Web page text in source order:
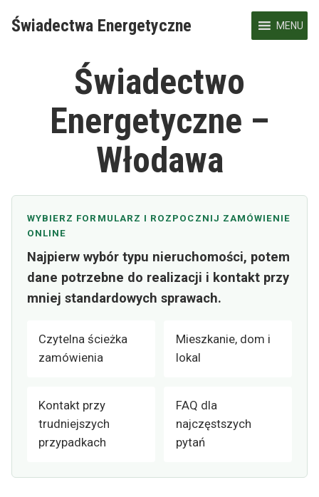
Świadectwa Energetyczne MENU
Świadectwo
Energetyczne –
Włodawa
WYBIERZ FORMULARZ I ROZPOCZNIJ ZAMÓWIENIE
ONLINE
Najpierw wybór typu nieruchomości, potem
dane potrzebne do realizacji i kontakt przy
mniej standardowych sprawach.
Czytelna ścieżka
zamówienia
Mieszkanie, dom i
lokal
Kontakt przy
trudniejszych
przypadkach
FAQ dla
najczęstszych
pytań